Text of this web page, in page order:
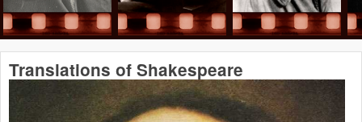
Translations of Shakespeare